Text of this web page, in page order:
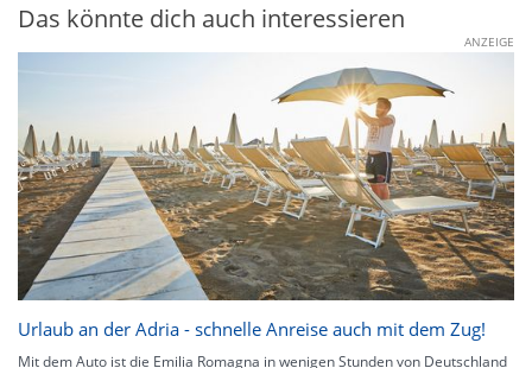
Das könnte dich auch interessieren
ANZEIGE
Urlaub an der Adria - schnelle Anreise auch mit dem Zug!
Mit dem Auto ist die Emilia Romagna in wenigen Stunden von Deutschland